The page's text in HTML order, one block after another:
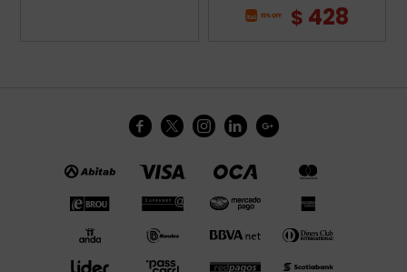
$ 428
    